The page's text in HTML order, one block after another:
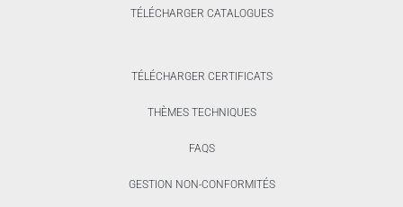
TÉLÉCHARGER CATALOGUES
TÉLÉCHARGER CERTIFICATS
THÈMES TECHNIQUES
FAQS
GESTION NON-CONFORMITÉS